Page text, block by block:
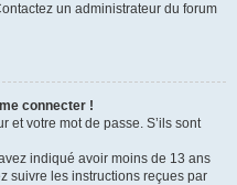
un administrateur du forum
connecter !
et votre mot de passe. S’ils sont
indiqué avoir moins de 13 ans
suivre les instructions reçues par